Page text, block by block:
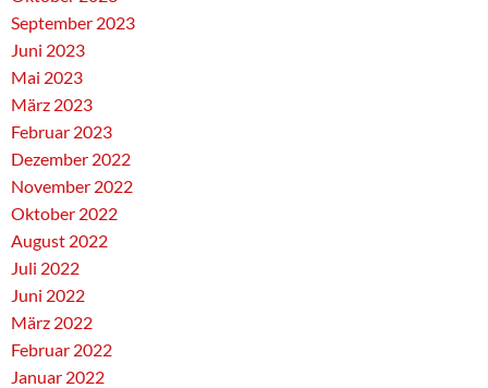
September 2023
Juni 2023
Mai 2023
März 2023
Februar 2023
Dezember 2022
November 2022
Oktober 2022
August 2022
Juli 2022
Juni 2022
März 2022
Februar 2022
Januar 2022